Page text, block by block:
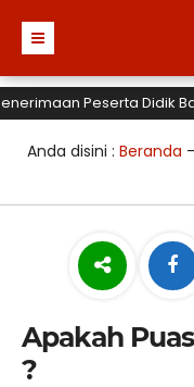
Peserta Didik Baru
Anda disini : Beranda -
Apakah
?